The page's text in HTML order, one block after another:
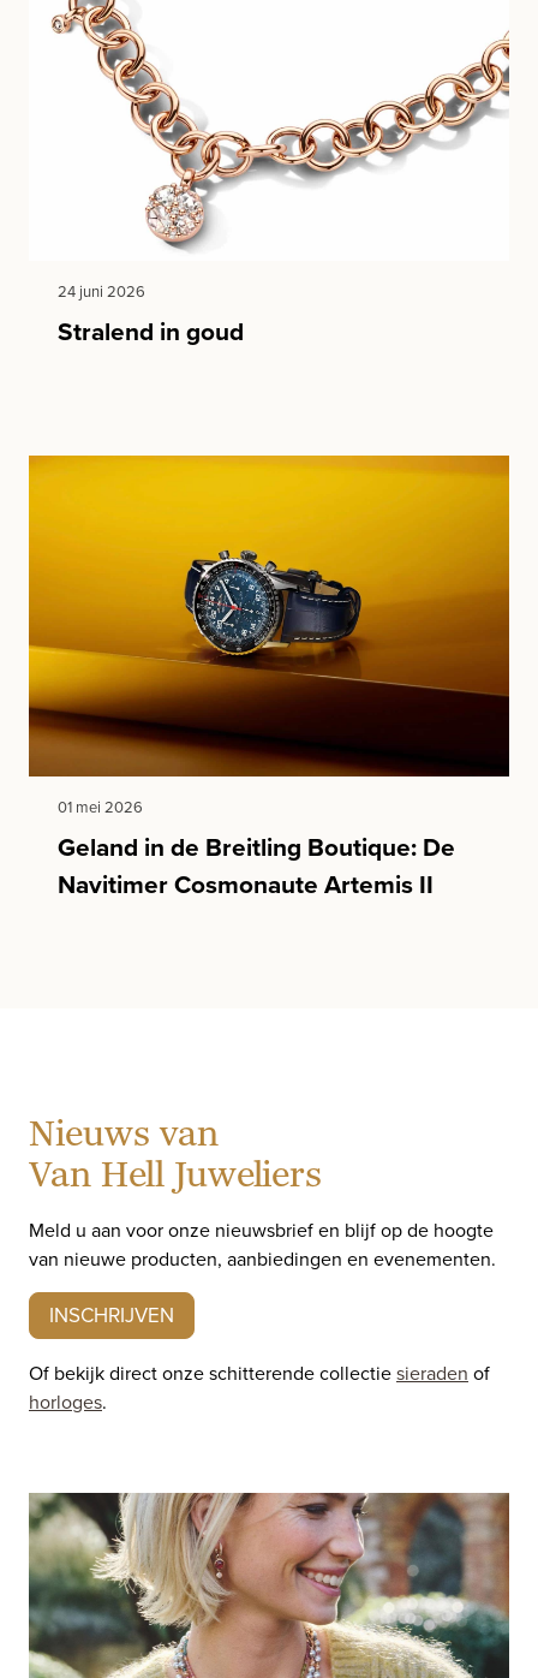
24 juni 2026
Stralend in goud
01 mei 2026
Geland in de Breitling Boutique: De
Navitimer Cosmonaute Artemis II
Nieuws van
Van Hell Juweliers
Meld u aan voor onze nieuwsbrief en blijf op de hoogte
van nieuwe producten, aanbiedingen en evenementen.
INSCHRIJVEN
Of bekijk direct onze schitterende collectiesieraden of
horloges.